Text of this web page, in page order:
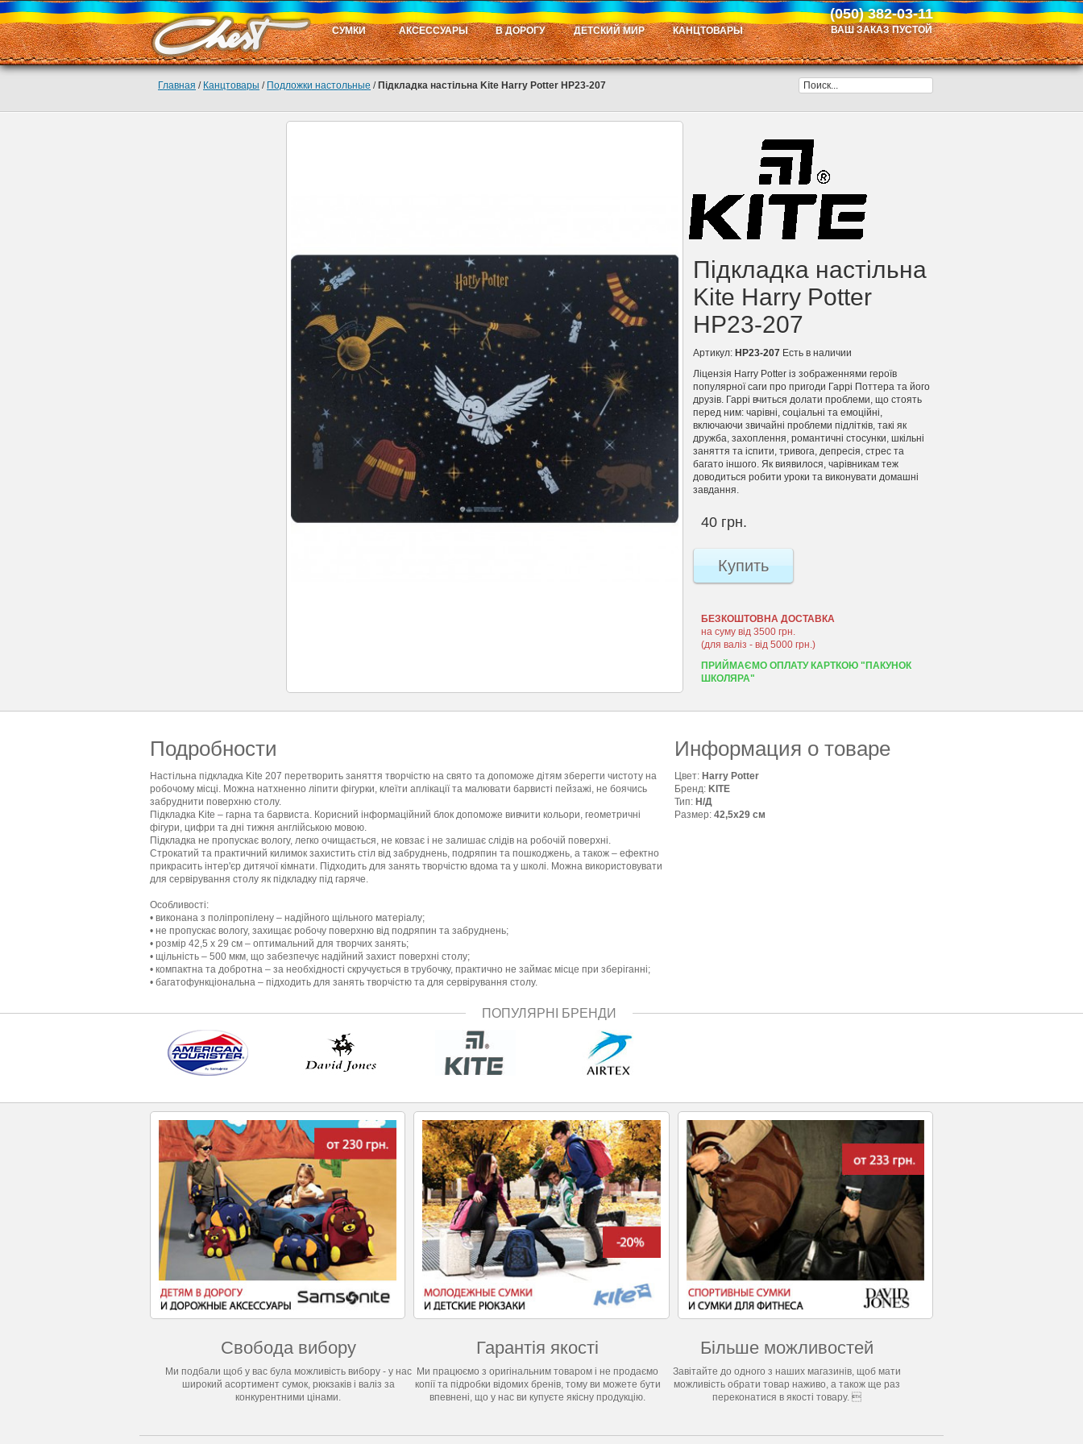
(050) 382-03-11
ВАШ ЗАКАЗ ПУСТОЙ
СУМКИ АКСЕССУАРЫ В ДОРОГУ ДЕТСКИЙ МИР КАНЦТОВАРЫ
Главная / Канцтовары / Подложки настольные / Підкладка настільна Kite Harry Potter HP23-207
Підкладка настільна
Kite Harry Potter
HP23-207
Артикул: HP23-207 Есть в наличии
Ліцензія Harry Potter із зображеннями героїв
популярної саги про пригоди Гаррі Поттера та його
друзів. Гаррі вчиться долати проблеми, що стоять
перед ним: чарівні, соціальні та емоційні,
включаючи звичайні проблеми підлітків, такі як
дружба, захоплення, романтичні стосунки, шкільні
заняття та іспити, тривога, депресія, стрес та
багато іншого. Як виявилося, чарівникам теж
доводиться робити уроки та виконувати домашні
завдання.
40 грн.
Купить
БЕЗКОШТОВНА ДОСТАВКА
на суму від 3500 грн.
(для валіз - від 5000 грн.)
ПРИЙМАЄМО ОПЛАТУ КАРТКОЮ "ПАКУНОК
ШКОЛЯРА"
Подробности
Настільна підкладка Kite 207 перетворить заняття творчістю на свято та допоможе дітям зберегти чистоту на
робочому місці. Можна натхненно ліпити фігурки, клеїти аплікації та малювати барвисті пейзажі, не боячись
забруднити поверхню столу.
Підкладка Kite – гарна та барвиста. Корисний інформаційний блок допоможе вивчити кольори, геометричні
фігури, цифри та дні тижня англійською мовою.
Підкладка не пропускає вологу, легко очищається, не ковзає і не залишає слідів на робочій поверхні.
Строкатий та практичний килимок захистить стіл від забруднень, подряпин та пошкоджень, а також – ефектно
прикрасить інтер'єр дитячої кімнати. Підходить для занять творчістю вдома та у школі. Можна використовувати
для сервірування столу як підкладку під гаряче.
Особливості:
• виконана з поліпропілену – надійного щільного матеріалу;
• не пропускає вологу, захищає робочу поверхню від подряпин та забруднень;
• розмір 42,5 x 29 см – оптимальний для творчих занять;
• щільність – 500 мкм, що забезпечує надійний захист поверхні столу;
• компактна та добротна – за необхідності скручується в трубочку, практично не займає місце при зберіганні;
• багатофункціональна – підходить для занять творчістю та для сервірування столу.
Информация о товаре
Цвет: Harry Potter
Бренд: KITE
Тип: Н/Д
Размер: 42,5х29 см
ПОПУЛЯРНІ БРЕНДИ
Свобода вибору
Ми подбали щоб у вас була можливість вибору - у нас
широкий асортимент сумок, рюкзаків і валіз за
конкурентними цінами.
Гарантія якості
Ми працюємо з оригінальним товаром і не продаємо
копії та підробки відомих бренів, тому ви можете бути
впевнені, що у нас ви купуєте якісну продукцію.
Більше можливостей
Завітайте до одного з наших магазинів, щоб мати
можливість обрати товар наживо, а також ще раз
переконатися в якості товару. 